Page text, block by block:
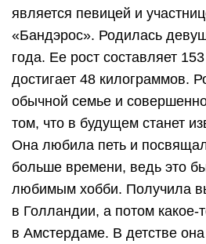
является певицей и
«Бандэрос». Родилась
года. Ее рост составляет
достигает 48 килограммов.
обычной семье и
том, что в будущем станет
Она любила петь и
больше времени, ведь это
любимым хобби. Получила
в Голландии, а потом
в Амстердаме. В детстве